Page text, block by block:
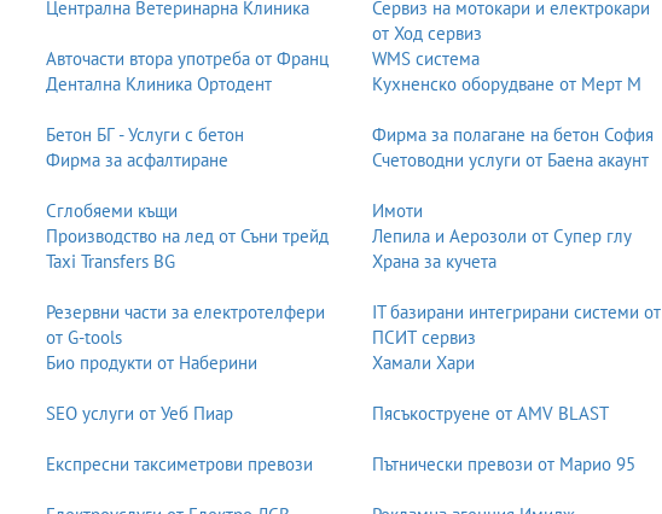
измиване, вътрешно почистване, пране на тапицерия, полиране, керамични
и фирми. Качественото почистване удължава живота на автомобила и
сервиз, диагностика, поддръжка и лизинг на леки автомобили. Тук работят
автомобили до употребявани, електрически, хибридни и класически модели.
и екологично шофиране. Фирмите предлагат монтаж, настройка, диагностика и
и сертифицирани компоненти. Газовите системи намаляват разходите и
ремонт, поддръжка, смяна на масла, филтри, ремъци, ходова част, електроника и
е ключов за безопасността и дългия живот на автомобила. Много сервизи
ремонт и лепене на автостъкла – челни, странични и задни. Работи се с
Централна Ветеринарна Клиника
Сервиз на мотокари и електрокари
от Ход сервиз
Авточасти втора употреба от Франц WMS система
Дентална Клиника Ортодент Кухненско оборудване от Мерт М
Бетон БГ - Услуги с бетон
Фирма за полагане на бетон София
Фирма за асфалтиране Счетоводни услуги от Баена акаунт
Сглобяеми къщи Имоти
Производство на лед от Съни трейд
Лепила и Аерозоли от Супер глу
Taxi Transfers BG Храна за кучета
Резервни части за електротелфери
от G-tools
IT базирани интегрирани системи от
ПСИТ сервиз
Био продукти от Наберини Хамали Хари
SEO услуги от Уеб Пиар Пясъкоструене от AMV BLAST
Експресни таксиметрови превози Пътнически превози от Марио 95